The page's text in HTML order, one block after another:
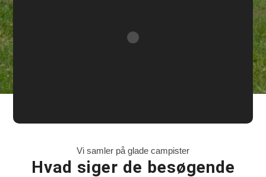
Vi samler på glade campister
Hvad siger de besøgende